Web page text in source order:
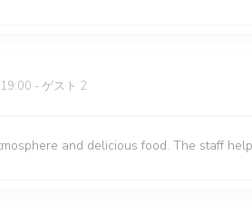
- ゲスト 2
and delicious food. The staff